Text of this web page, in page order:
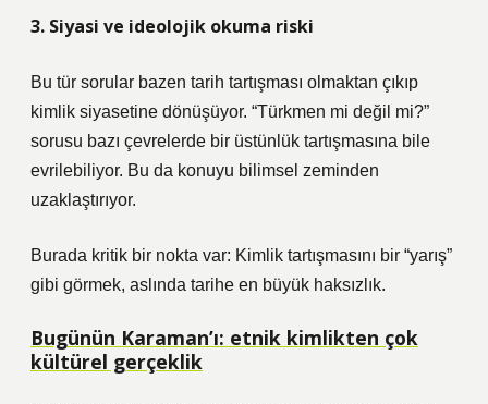
3. Siyasi ve ideolojik okuma riski
Bu tür sorular bazen tarih tartışması olmaktan çıkıp
kimlik siyasetine dönüşüyor. “Türkmen mi değil mi?”
sorusu bazı çevrelerde bir üstünlük tartışmasına bile
evrilebiliyor. Bu da konuyu bilimsel zeminden
uzaklaştırıyor.
Burada kritik bir nokta var: Kimlik tartışmasını bir “yarış”
gibi görmek, aslında tarihe en büyük haksızlık.
Bugünün Karaman’ı: etnik kimlikten çok
kültürel gerçeklik